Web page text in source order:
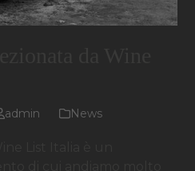
admin News